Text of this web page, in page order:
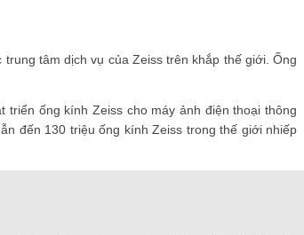
tâm dịch vụ của Zeiss trên khắp thế giới. Ống
ống kính Zeiss cho máy ảnh điện thoại thông
đến 130 triệu ống kính Zeiss trong thế giới nhiếp